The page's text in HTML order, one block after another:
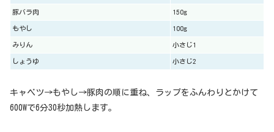
豚バラ肉 150g
もやし 100g
みりん 小さじ1
しょうゆ 小さじ2
キャベツ→もやし→豚肉の順に重ね、ラップをふんわりとかけて
600Wで6分30秒加熱します。